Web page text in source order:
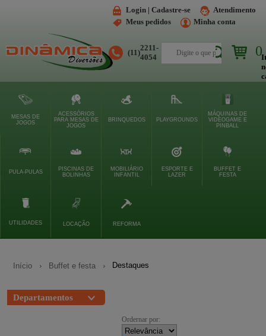
Login | Cadastre-se
Atendimento
Meus pedidos
Minha conta
(11)
2211-
4054
Buscar 0
MESAS DE
JOGOS
ACESSÓRIOS
PARA MESAS DE
JOGOS
BRINQUEDOS PLAYGROUNDS
MÁQUINAS DE
VIDEOGAME E
PINBALL
PULA-PULAS
PISCINAS DE
BOLINHAS
MOBILIÁRIO
INFANTIL
ESPORTE E
LAZER
BUFFET E
FESTA
UTILIDADES LOCAÇÃO REFORMA
Início Buffet e festa Destaques
Ordernar por:
Departamentos